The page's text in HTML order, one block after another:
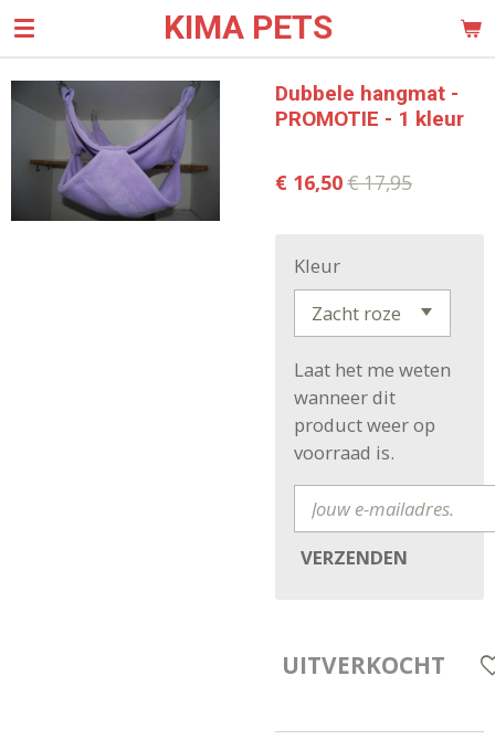
Ga
direct
naar
de
hoofdinhoud
KIMA PETS
Dubbele hangmat -
PROMOTIE - 1 kleur
€ 16,50€ 17,95
Kleur
Laat het me weten
wanneer dit
product weer op
voorraad is.
VERZENDEN
UITVERKOCHT